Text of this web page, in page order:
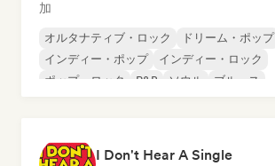
加
オルタナティブ・ロック
ドリーム・ポップ
インディー・ポップ
インディー・ロック
ポップ・ロック
R&B ソウル ブルース
I Don't Hear A Single